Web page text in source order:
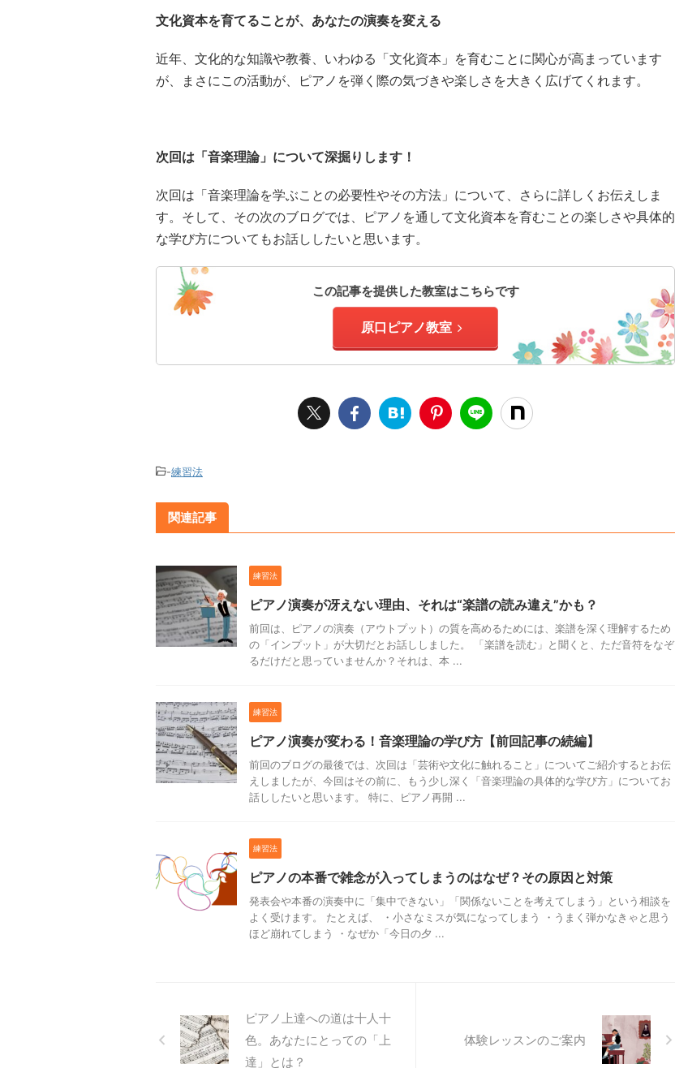
文化資本を育てることが、あなたの演奏を変える
近年、文化的な知識や教養、いわゆる「文化資本」を育むことに関心が高まっています
が、まさにこの活動が、ピアノを弾く際の気づきや楽しさを大きく広げてくれます。
次回は「音楽理論」について深掘りします！
次回は「音楽理論を学ぶことの必要性やその方法」について、さらに詳しくお伝えしま
す。そして、その次のブログでは、ピアノを通して文化資本を育むことの楽しさや具体的
な学び方についてもお話ししたいと思います。
この記事を提供した教室はこちらです
原口ピアノ教室
-練習法
関連記事
練習法
ピアノ演奏が冴えない理由、それは“楽譜の読み違え”かも？
前回は、ピアノの演奏（アウトプット）の質を高めるためには、楽譜を深く理解するため
の「インプット」が大切だとお話ししました。 「楽譜を読む」と聞くと、ただ音符をなぞ
るだけだと思っていませんか？それは、本 ...
練習法
ピアノ演奏が変わる！音楽理論の学び方【前回記事の続編】
前回のブログの最後では、次回は「芸術や文化に触れること」についてご紹介するとお伝
えしましたが、今回はその前に、もう少し深く「音楽理論の具体的な学び方」についてお
話ししたいと思います。 特に、ピアノ再開 ...
練習法
ピアノの本番で雑念が入ってしまうのはなぜ？その原因と対策
発表会や本番の演奏中に「集中できない」「関係ないことを考えてしまう」という相談を
よく受けます。 たとえば、 ・小さなミスが気になってしまう ・うまく弾かなきゃと思う
ほど崩れてしまう ・なぜか「今日の夕 ...
ピアノ上達への道は十人十
色。あなたにとっての「上
達」とは？
体験レッスンのご案内